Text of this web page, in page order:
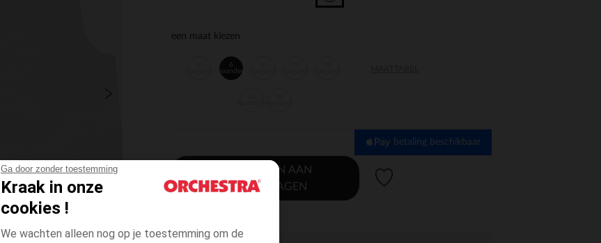
Ga door zonder toestemming
Kraak in onze
cookies !
We wachten alleen nog op je toestemming om de
een maat kiezen
6
maanden
betaling beschikbaar
TOEVOEGEN AAN
WINKELWAGEN